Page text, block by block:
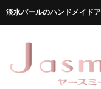
淡水パールのハンドメイド